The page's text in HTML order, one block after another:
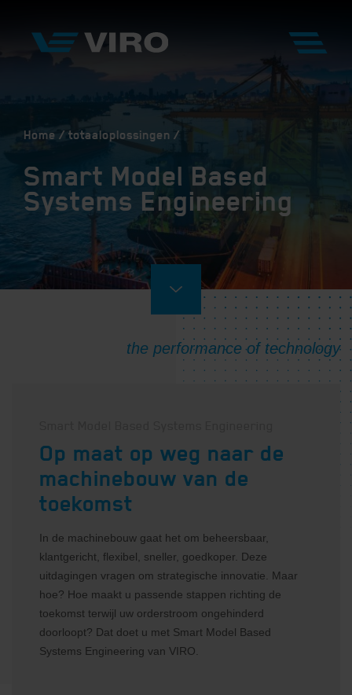
Home totaaloplossingen
Smart Model Based
Systems Engineering
Op maat op weg naar de
machinebouw van de
toekomst
In de machinebouw gaat het om beheersbaar,
klantgericht, flexibel, sneller, goedkoper. Deze
uitdagingen vragen om strategische innovatie. Maar
hoe? Hoe maakt u passende stappen richting de
toekomst terwijl uw orderstroom ongehinderd
doorloopt? Dat doet u met Smart Model Based
Systems Engineering van VIRO.
Privacy
verklaring*